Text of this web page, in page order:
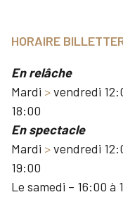
HORAIRE
En relâche
Mardi >vendredi
18:00
En spectacle
Mardi >vendredi
19:00
Le samedi – 16:00 à